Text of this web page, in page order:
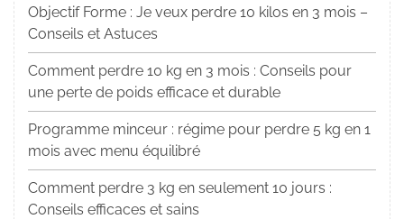
Objectif Forme : Je veux perdre 10 kilos en 3 mois –
Conseils et Astuces
Comment perdre 10 kg en 3 mois : Conseils pour
une perte de poids efficace et durable
Programme minceur : régime pour perdre 5 kg en 1
mois avec menu équilibré
Comment perdre 3 kg en seulement 10 jours :
Conseils efficaces et sains